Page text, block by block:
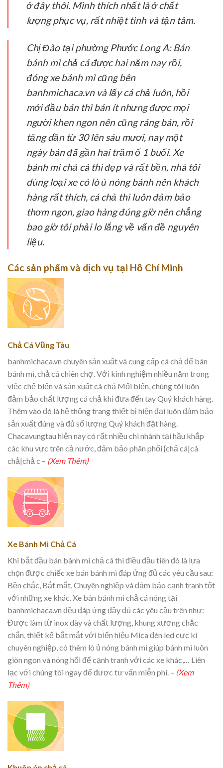
ở đây thôi. Mình thích nhất là ở chất
lượng phục vụ, rất nhiệt tình và tận tâm.
Chị Đào tại phường Phước Long A:Bán
bánh mì chả cá được hai năm nay rồi,
đóng xe bánh mì cũng bên
banhmichaca.vn và lấy cá chả luôn, hồi
mới đầu bán thì bán ít nhưng được mọi
người khen ngon nên cũng ráng bán, rồi
tăng dần từ 30 lên sáu mươi, nay một
ngày bán đã gần hai trăm ổ 1 buổi. Xe
bánh mì chả cá thì đẹp và rất bền, nhà tôi
dùng loại xe có lò ủ nóng bánh nên khách
hàng rất thích, cá chả thì luôn đảm bảo
thơm ngon, giao hàng đúng giờ nên chẳng
bao giờ tôi phải lo lắng về vấn đề nguyên
liệu.
Các sản phẩm và dịch vụ tại Hồ Chí Minh
Chả Cá Vũng Tàu
banhmichaca.vn chuyên sản xuất và cung cấp cá chả để bán
bánh mì, chả cá chiên chợ. Với kinh nghiệm nhiều năm trong
việc chế biến và sản xuất cá chả Mối biển, chúng tôi luôn
đảm bảo chất lượng cá chả khi đưa đến tay Quý khách hàng.
Thêm vào đó là hệ thống trang thiết bị hiện đại luôn đảm bảo
sản xuất đúng và đủ số lượng Quý khách đặt hàng.
Chacavungtau hiện nay có rất nhiều chi nhánh tại hầu khắp
các khu vực trên cả nước, đảm bảo phân phối {chả cá|cá
chả|chả c – (Xem Thêm)
Xe Bánh Mì Chả Cá
Khi bắt đầu bán bánh mì chả cá thì điều đầu tiên đó là lựa
chọn được chiếc xe bán bánh mì đáp ứng đủ các yêu cầu sau:
Bền chắc, Bắt mắt, Chuyên nghiệp và đảm bảo cạnh tranh tốt
với những xe khác. Xe bán bánh mì chả cá nóng tại
banhmichaca.vn đều đáp ứng đầy đủ các yêu cầu trên như:
Được làm từ inox dày và chất lượng, khung xương chắc
chắn, thiết kế bắt mắt với biển hiệu Mica đèn led cực kì
chuyên nghiệp, có thêm lò ủ nóng bánh mì giúp bánh mì luôn
giòn ngon và nóng hổi để cạnh tranh với các xe khác,… Liên
lạc với chúng tôi ngay để được tư vấn miễn phí. – (Xem
Thêm)